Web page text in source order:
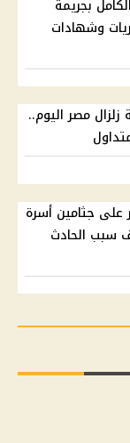
بجريمة
وشهادات
مصر اليوم..
على جثامين أسرة
سبب الحادث